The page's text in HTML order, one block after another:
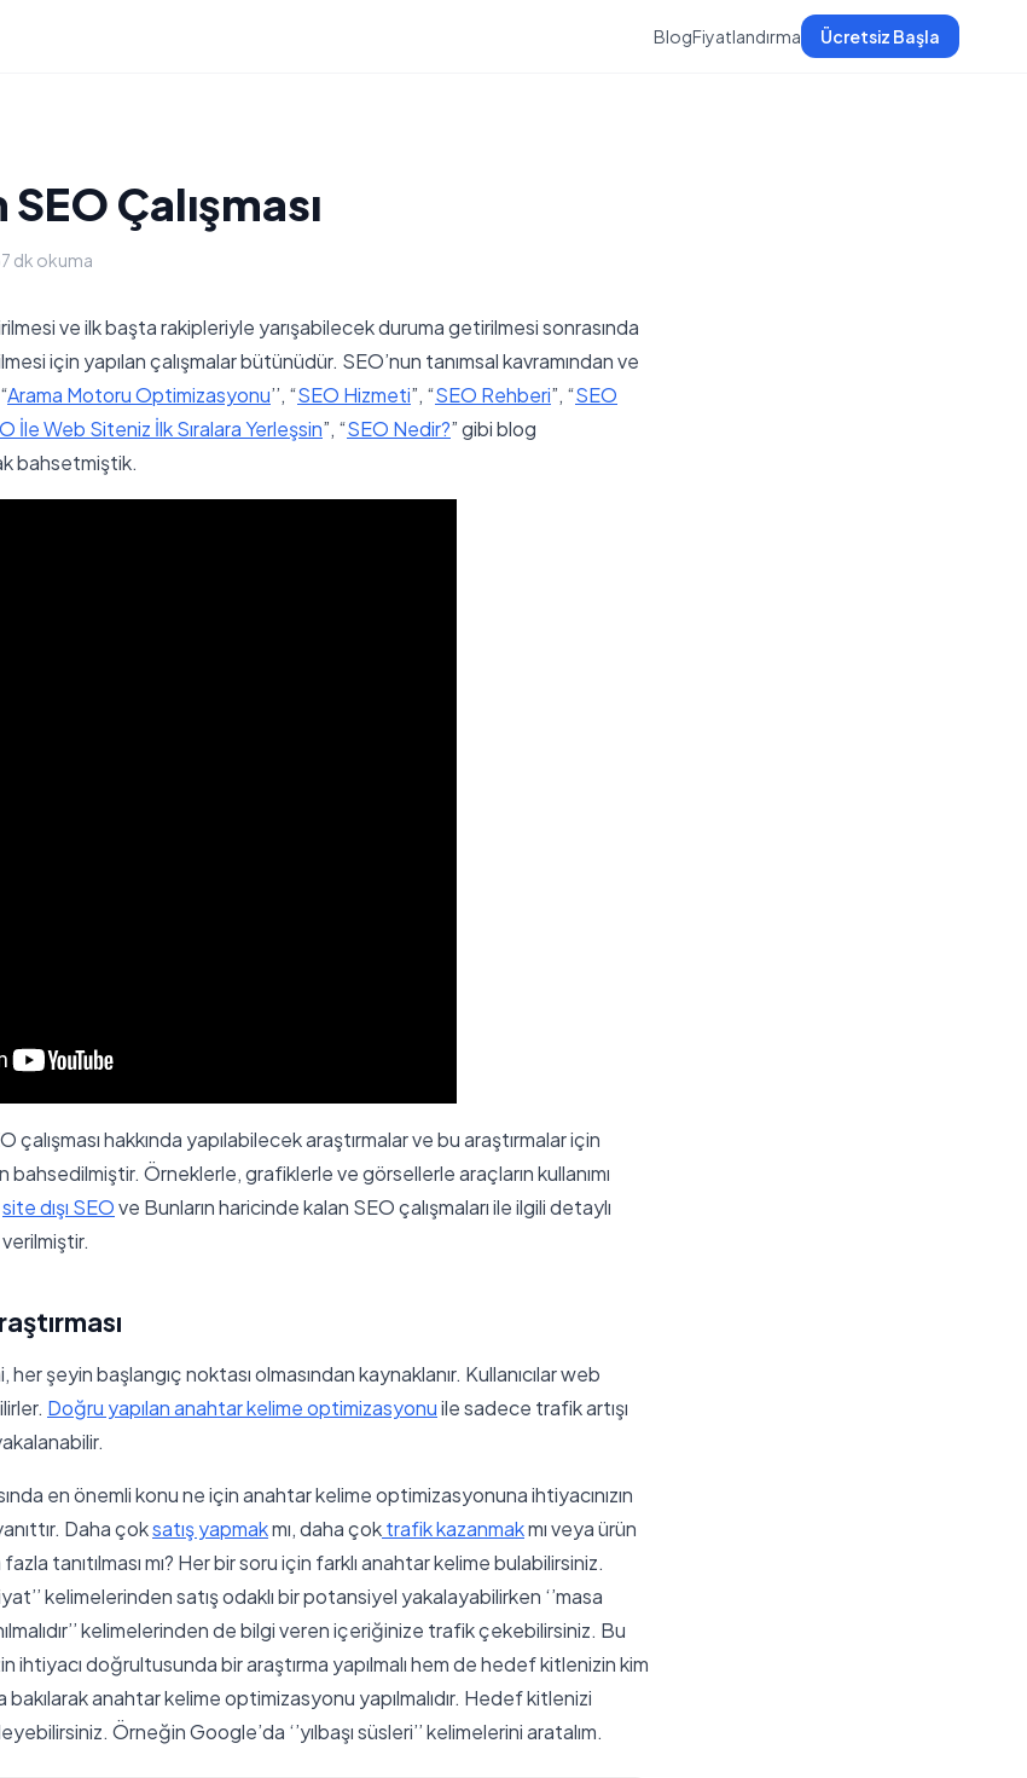
BlogFiyatlandırma Ücretsiz Başla
SEO Çalışması
dk okuma
ve ilk başta rakipleriyle yarışabilecek duruma getirilmesi sonrasında
için yapılan çalışmalar bütünüdür. SEO’nun tanımsal kavramından ve
Arama Motoru Optimizasyonu’’, “SEO Hizmeti”, “SEO Rehberi”, “SEO
İle Web Siteniz İlk Sıralara Yerleşsin”, “SEO Nedir?” gibi blog
bahsetmiştik.
çalışması hakkında yapılabilecek araştırmalar ve bu araştırmalar için
bahsedilmiştir. Örneklerle, grafiklerle ve görsellerle araçların kullanımı
site dışı SEOve Bunların haricinde kalan SEO çalışmaları ile ilgili detaylı
şeyin başlangıç noktası olmasından kaynaklanır. Kullanıcılar web
Doğru yapılan anahtar kelime optimizasyonuile sadece trafik artışı
en önemli konu ne için anahtar kelime optimizasyonuna ihtiyacınızın
Daha çoksatış yapmakmı, daha çoktrafik kazanmakmı veya ürün
tanıtılması mı? Her bir soru için farklı anahtar kelime bulabilirsiniz.
kelimelerinden satış odaklı bir potansiyel yakalayabilirken ‘’masa
kelimelerinden de bilgi veren içeriğinize trafik çekebilirsiniz. Bu
ihtiyacı doğrultusunda bir araştırma yapılmalı hem de hedef kitlenizin kim
anahtar kelime optimizasyonu yapılmalıdır. Hedef kitlenizi
Örneğin Google’da ‘’yılbaşı süsleri’’ kelimelerini aratalım.